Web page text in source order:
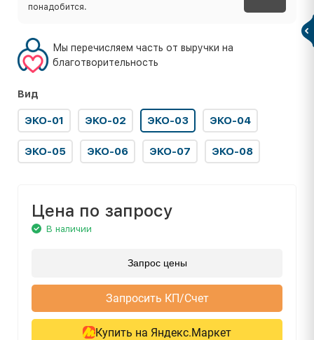
понадобится.
Мы перечисляем часть от выручки на
благотворительность
Вид
ЭКО-01 ЭКО-02 ЭКО-03 ЭКО-04
ЭКО-05 ЭКО-06 ЭКО-07 ЭКО-08
Цена по запросу
В наличии
Запрос цены
Запросить КП/Счет
Купить на Яндекс.Маркет